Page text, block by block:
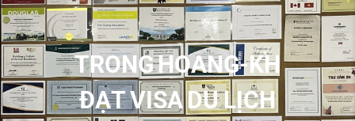
TRONG HOANG-KH
ĐẠT VISA DU LỊCH